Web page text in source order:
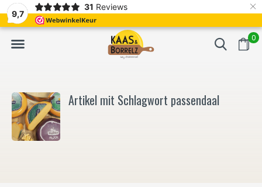
9,7
31 Reviews ×
0
Frisch geschnitten und vakuumverpackt. Meistens Lieferung
Artikel mit Schlagwort passendaal